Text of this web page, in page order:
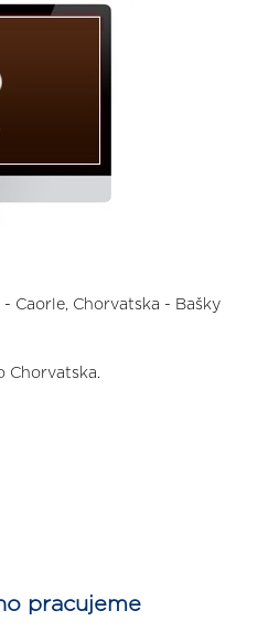
Caorle, Chorvatska - Bašky
Chorvatska.
pracujeme